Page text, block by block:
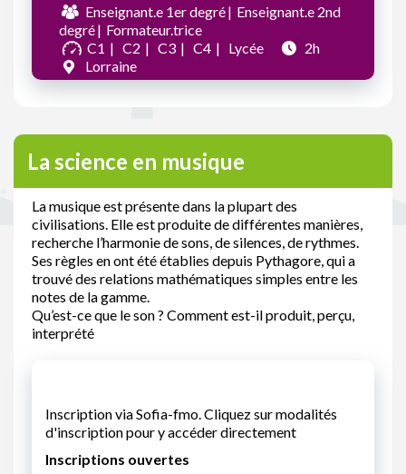
Enseignant.e 1er degré
Enseignant.e 2nd
degré
Formateur.trice
C1
C2 C3 C4 Lycée
2h
Lorraine
La science en musique
La musique est présente dans la plupart des
civilisations. Elle est produite de différentes manières,
recherche l’harmonie de sons, de silences, de rythmes.
Ses règles en ont été établies depuis Pythagore, qui a
trouvé des relations mathématiques simples entre les
notes de la gamme.
Qu’est-ce que le son ? Comment est-il produit, perçu,
interprété
Inscription via Sofia-fmo. Cliquez sur modalités
d'inscription pour y accéder directement
Inscriptions ouvertes